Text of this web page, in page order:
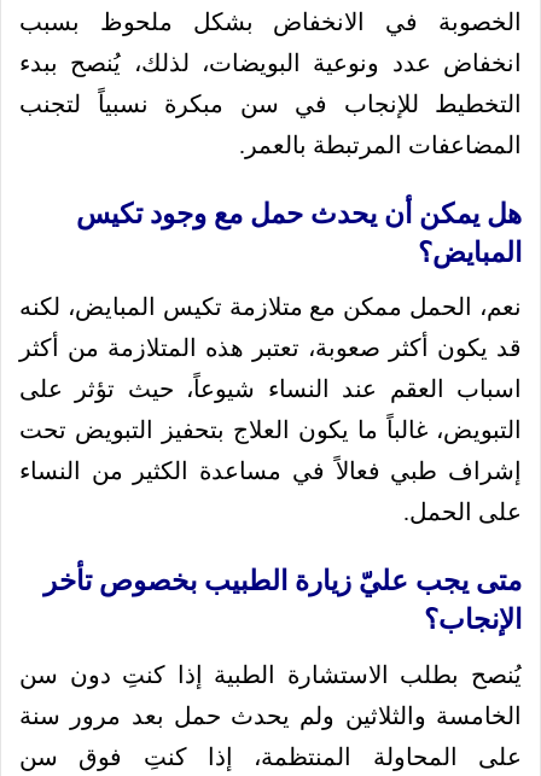
الخصوبة في الانخفاض بشكل ملحوظ بسبب
انخفاض عدد ونوعية البويضات، لذلك، يُنصح ببدء
التخطيط للإنجاب في سن مبكرة نسبياً لتجنب
المضاعفات المرتبطة بالعمر.
هل يمكن أن يحدث حمل مع وجود تكيس
المبايض؟
نعم، الحمل ممكن مع متلازمة تكيس المبايض، لكنه
قد يكون أكثر صعوبة، تعتبر هذه المتلازمة من أكثر
اسباب العقم عند النساء شيوعاً، حيث تؤثر على
التبويض، غالباً ما يكون العلاج بتحفيز التبويض تحت
إشراف طبي فعالاً في مساعدة الكثير من النساء
على الحمل.
متى يجب عليّ زيارة الطبيب بخصوص تأخر
الإنجاب؟
يُنصح بطلب الاستشارة الطبية إذا كنتِ دون سن
الخامسة والثلاثين ولم يحدث حمل بعد مرور سنة
على المحاولة المنتظمة، إذا كنتِ فوق سن